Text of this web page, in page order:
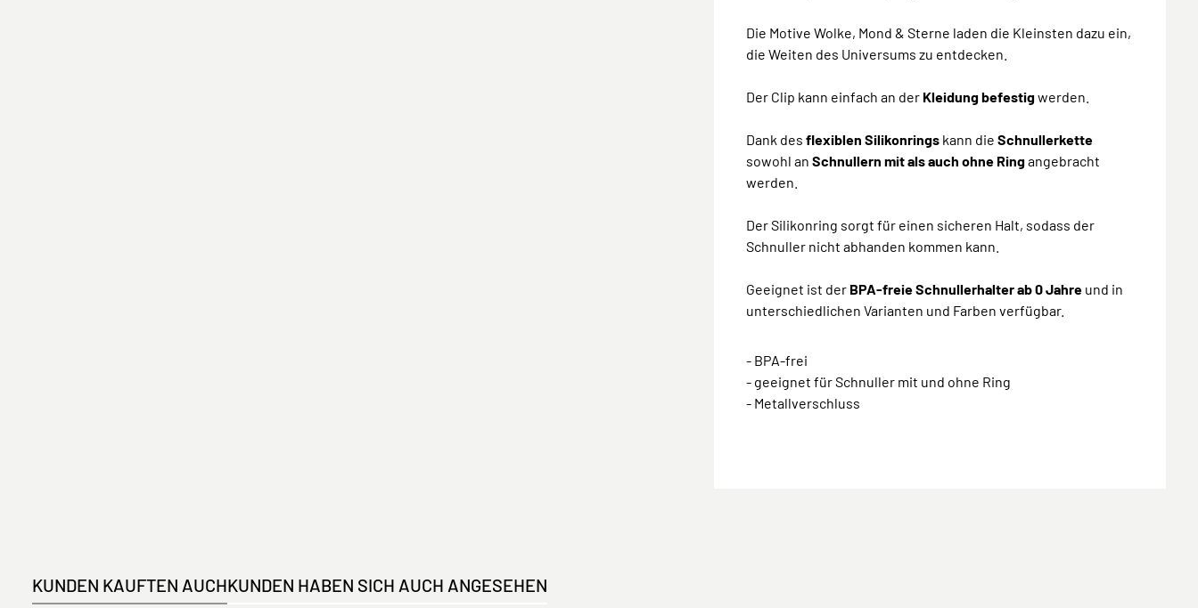
Die Motive Wolke, Mond & Sterne laden die Kleinsten dazu ein,
die Weiten des Universums zu entdecken.
Der Clip kann einfach an der Kleidung befestigwerden.
Dank desflexiblen Silikonrings kann dieSchnullerkette
sowohl anSchnullern mit als auch ohne Ringangebracht
werden.
Der Silikonring sorgt für einen sicheren Halt, sodass der
Schnuller nicht abhanden kommen kann.
Geeignet ist der BPA-freie Schnullerhalter ab 0 Jahre und in
unterschiedlichen Varianten und Farben verfügbar.
- BPA-frei
- geeignet für Schnuller mit und ohne Ring
- Metallverschluss
KUNDEN KAUFTEN AUCHKUNDEN HABEN SICH AUCH ANGESEHEN